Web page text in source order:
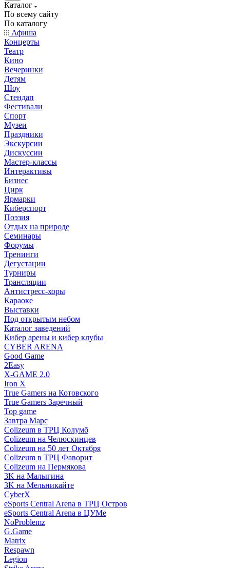
Каталог
По всему сайту
По каталогу
Афиша
Концерты
Театр
Кино
Вечеринки
Детям
Шоу
Стендап
Фестивали
Спорт
Музеи
Праздники
Экскурсии
Дискуссии
Мастер-классы
Интерактивы
Бизнес
Цирк
Ярмарки
Киберспорт
Поэзия
Отдых на природе
Семинары
Форумы
Тренинги
Дегустации
Турниры
Трансляции
Антистресс-хоры
Караоке
Выставки
Под открытым небом
Каталог заведений
Кибер арены и кибер клубы
CYBER ARENA
Good Game
2Easy
X-GAME 2.0
Iron X
True Gamers на Котовского
True Gamers Заречный
Top game
Завтра Марс
Colizeum в ТРЦ Колумб
Colizeum на Челюскинцев
Colizeum на 50 лет Октября
Colizeum в ТРЦ Фаворит
Colizeum на Пермякова
3K на Малыгина
3K на Мельникайте
CyberX
eSports Central Arena в ТРЦ Остров
eSports Central Arena в ЦУМе
NoProblemz
G.Game
Matrix
Respawn
Legion